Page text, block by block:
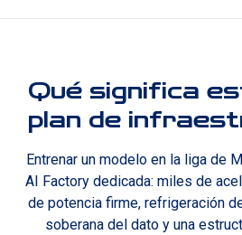
Qué significa
plan de
Entrenar un modelo en la liga de
AI Factory dedicada: miles de
de potencia firme, refrigeración
soberana del dato y una